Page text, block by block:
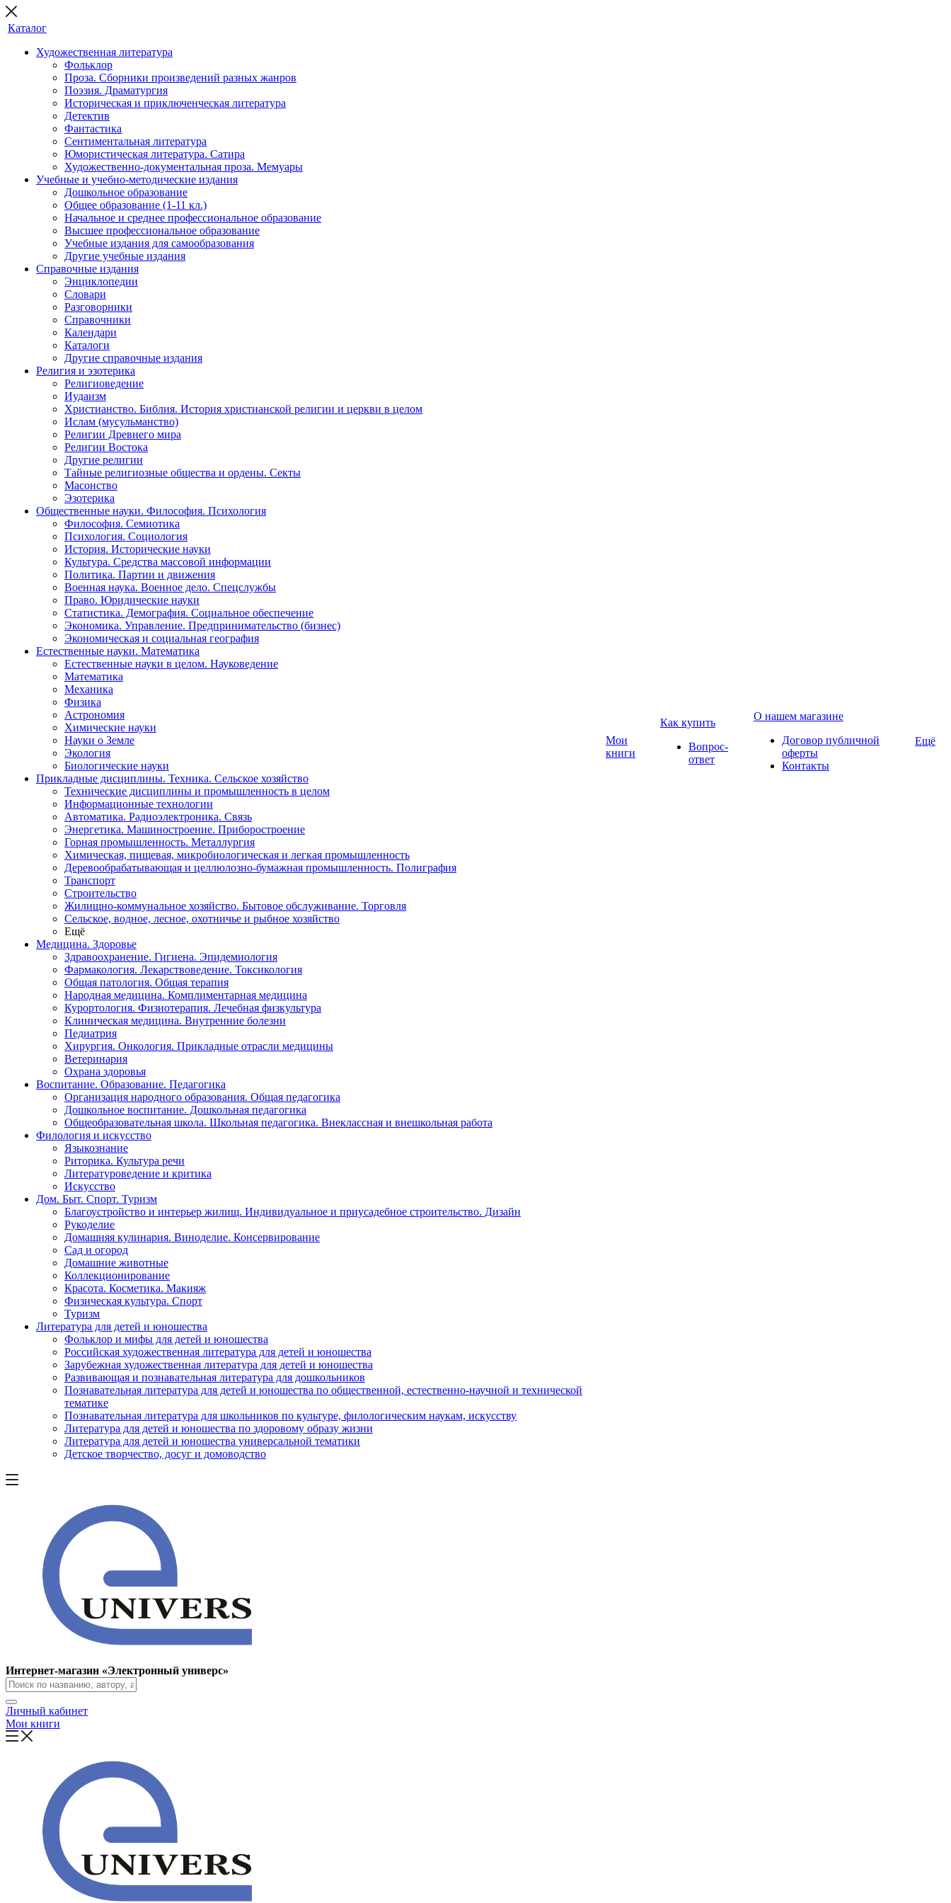
Каталог
Художественная литература
Фольклор
Проза. Сборники произведений разных жанров
Поэзия. Драматургия
Историческая и приключенческая литература
Детектив
Фантастика
Сентиментальная литература
Юмористическая литература. Сатира
Художественно-документальная проза. Мемуары
Учебные и учебно-методические издания
Дошкольное образование
Общее образование (1-11 кл.)
Начальное и среднее профессиональное образование
Высшее профессиональное образование
Учебные издания для самообразования
Другие учебные издания
Справочные издания
Энциклопедии
Словари
Разговорники
Справочники
Календари
Каталоги
Другие справочные издания
Религия и эзотерика
Религиоведение
Иудаизм
Христианство. Библия. История христианской религии и церкви в целом
Ислам (мусульманство)
Религии Древнего мира
Религии Востока
Другие религии
Тайные религиозные общества и ордены. Секты
Масонство
Эзотерика
Общественные науки. Философия. Психология
Философия. Семиотика
Психология. Социология
История. Исторические науки
Культура. Средства массовой информации
Политика. Партии и движения
Военная наука. Военное дело. Спецслужбы
Право. Юридические науки
Статистика. Демография. Социальное обеспечение
Экономика. Управление. Предпринимательство (бизнес)
Экономическая и социальная география
Естественные науки. Математика
Естественные науки в целом. Науковедение
Математика
Механика
Физика
Астрономия
Химические науки
Науки о Земле
Экология
Биологические науки
Прикладные дисциплины. Техника. Сельское хозяйство
Технические дисциплины и промышленность в целом
Информационные технологии
Автоматика. Радиоэлектроника. Связь
Энергетика. Машиностроение. Приборостроение
Горная промышленность. Металлургия
Химическая, пищевая, микробиологическая и легкая промышленность
Деревообрабатывающая и целлюлозно-бумажная промышленность. Полиграфия
Транспорт
Строительство
Жилищно-коммунальное хозяйство. Бытовое обслуживание. Торговля
Сельское, водное, лесное, охотничье и рыбное хозяйство
Ещё
Медицина. Здоровье
Здравоохранение. Гигиена. Эпидемиология
Фармакология. Лекарствоведение. Токсикология
Общая патология. Общая терапия
Народная медицина. Комплиментарная медицина
Курортология. Физиотерапия. Лечебная физкультура
Клиническая медицина. Внутренние болезни
Педиатрия
Хирургия. Онкология. Прикладные отрасли медицины
Ветеринария
Охрана здоровья
Воспитание. Образование. Педагогика
Организация народного образования. Общая педагогика
Дошкольное воспитание. Дошкольная педагогика
Общеобразовательная школа. Школьная педагогика. Внеклассная и внешкольная работа
Филология и искусство
Языкознание
Риторика. Культура речи
Литературоведение и критика
Искусство
Дом. Быт. Спорт. Туризм
Благоустройство и интерьер жилищ. Индивидуальное и приусадебное строительство. Дизайн
Рукоделие
Домашняя кулинария. Виноделие. Консервирование
Сад и огород
Домашние животные
Коллекционирование
Красота. Косметика. Макияж
Физическая культура. Спорт
Туризм
Литература для детей и юношества
Фольклор и мифы для детей и юношества
Российская художественная литература для детей и юношества
Зарубежная художественная литература для детей и юношества
Развивающая и познавательная литература для дошкольников
Познавательная литература для детей и юношества по общественной, естественно-научной и технической
тематике
Познавательная литература для школьников по культуре, филологическим наукам, искусству
Литература для детей и юношества по здоровому образу жизни
Литература для детей и юношества универсальной тематики
Детское творчество, досуг и домоводство
Мои
книги
Как купить
Вопрос-
ответ
О нашем магазине
Договор публичной
оферты
Контакты
Ещё
Интернет-магазин «Электронный универс»
Личный кабинет
Мои книги